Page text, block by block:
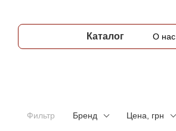
Каталог О нас
Фильтр Бренд Цена, грн